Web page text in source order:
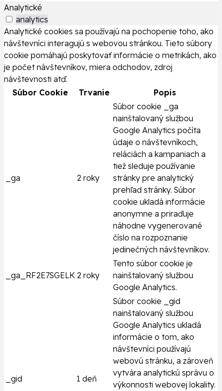
Analytické
analytics
Analytické cookies sa používajú na pochopenie toho, ako
návštevníci interagujú s webovou stránkou. Tieto súbory
cookie pomáhajú poskytovať informácie o metrikách, ako
je počet návštevníkov, miera odchodov, zdroj
návštevnosti atď.
Súbor Cookie
Trvanie Popis
_ga 2 roky
Súbor cookie _ga
nainštalovaný službou
Google Analytics počíta
údaje o návštevníkoch,
reláciách a kampaniach a
tiež sleduje používanie
stránky pre analytický
prehľad stránky. Súbor
cookie ukladá informácie
anonymne a priraďuje
náhodne vygenerované
číslo na rozpoznanie
jedinečných návštevníkov.
_ga_RF2E7SGELK 2 roky
Tento súbor cookie je
nainštalovaný službou
Google Analytics.
_gid 1 deň
Súbor cookie _gid
nainštalovaný službou
Google Analytics ukladá
informácie o tom, ako
návštevníci používajú
webovú stránku, a zároveň
vytvára analytickú správu o
výkonnosti webovej lokality.